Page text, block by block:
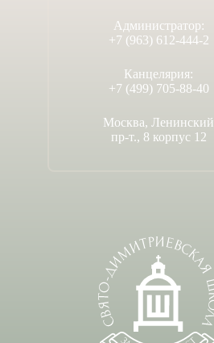
Администратор:
+7 (963) 612-444-2
Канцелярия:
+7 (499) 705-88-40
Москва, Ленинский
пр-т., 8 корпус 12